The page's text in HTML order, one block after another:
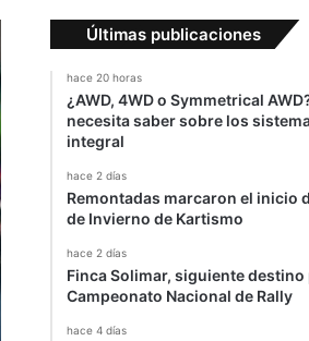
Últimas publicaciones
hace 20 horas
¿AWD, 4WD o Symmetrical
necesita saber sobre los
integral
hace 2 días
Remontadas marcaron el inicio
de Invierno de Kartismo
hace 2 días
Finca Solimar, siguiente destino
Campeonato Nacional de Rally
hace 4 días